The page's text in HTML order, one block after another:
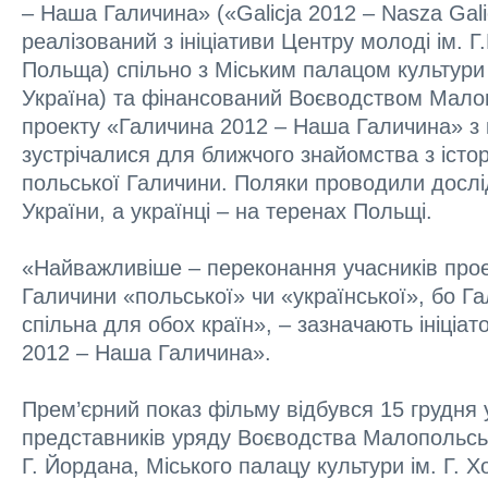
– Наша Галичина» («Galicja 2012 – Nasza
реалізований з ініціативи Центру молоді ім.
Польща) спільно з Міським палацом
Україна) та фінансований Воєводством
проекту «Галичина 2012 – Наша Галичина» з
зустрічалися для ближчого знайомства з
польської Галичини. Поляки проводили
України, а українці – на теренах Польщі.
«Найважливіше – переконання учасників
Галичини «польської» чи «української», бо
спільна для обох країн», – зазначають
2012 – Наша Галичина».
Прем’єрний показ фільму відбувся 15 грудня
представників уряду Воєводства
Г. Йордана, Міського палацу культури ім. Г.